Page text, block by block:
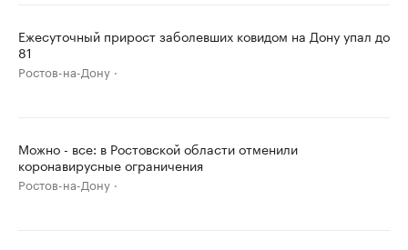
Ежесуточный прирост заболевших ковидом на Дону упал до
81
Ростов-на-Дону
Можно - все: в Ростовской области отменили
коронавирусные ограничения
Ростов-на-Дону